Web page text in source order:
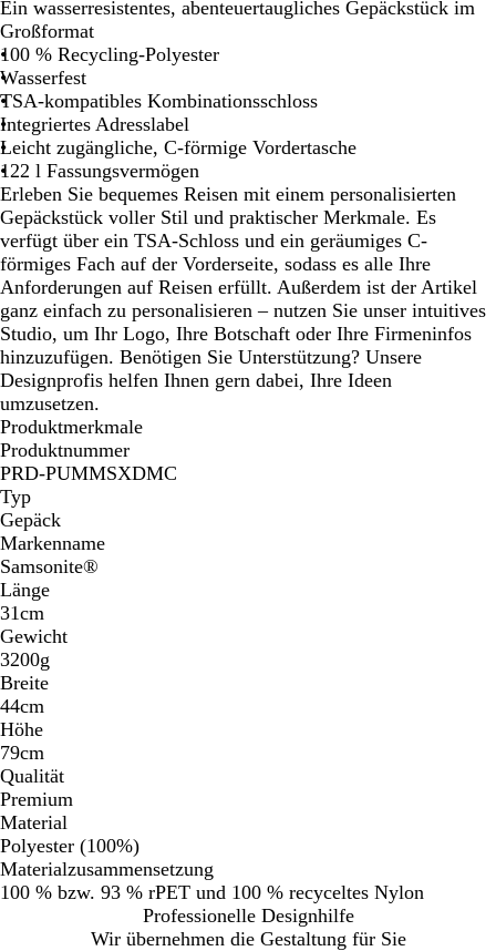
l
b
c
h
t
b
l
a
u
h
w
a
r
z
Ein wasserresistentes, abenteuertaugliches Gepäckstück im
Großformat
100 % Recycling-Polyester
Wasserfest
TSA-kompatibles Kombinationsschloss
Integriertes Adresslabel
Leicht zugängliche, C-förmige Vordertasche
122 l Fassungsvermögen
Erleben Sie bequemes Reisen mit einem personalisierten
Gepäckstück voller Stil und praktischer Merkmale. Es
verfügt über ein TSA-Schloss und ein geräumiges C-
förmiges Fach auf der Vorderseite, sodass es alle Ihre
Anforderungen auf Reisen erfüllt. Außerdem ist der Artikel
ganz einfach zu personalisieren – nutzen Sie unser intuitives
Studio, um Ihr Logo, Ihre Botschaft oder Ihre Firmeninfos
hinzuzufügen. Benötigen Sie Unterstützung? Unsere
Designprofis helfen Ihnen gern dabei, Ihre Ideen
umzusetzen.
Produktmerkmale
Produktnummer
PRD-PUMMSXDMC
Typ
Gepäck
Markenname
Samsonite®
Länge
31cm
Gewicht
3200g
Breite
44cm
Höhe
79cm
Qualität
Premium
Material
Polyester (100%)
Materialzusammensetzung
100 % bzw. 93 % rPET und 100 % recyceltes Nylon
Professionelle Designhilfe
Wir übernehmen die Gestaltung für Sie